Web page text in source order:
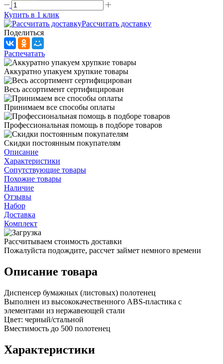
Купить в 1 клик
Рассчитать доставку
Поделиться
Распечатать
Аккуратно упакуем хрупкие товары
Весь ассортимент сертифицирован
Принимаем все способы оплаты
Профессиональная помощь в подборе товаров
Скидки постоянным покупателям
Описание
Характеристики
Сопутствующие товары
Похожие товары
Наличие
Отзывы
Набор
Доставка
Комплект
Рассчитываем стоимость доставки
Пожалуйста подождите, рассчет займет немного времени
Описание товара
Диспенсер бумажных (листовых) полотенец
Выполнен из высококачественного ABS-пластика с
элементами из нержавеющей стали
Цвет: черный/стальной
Вместимость до 500 полотенец
Характеристики